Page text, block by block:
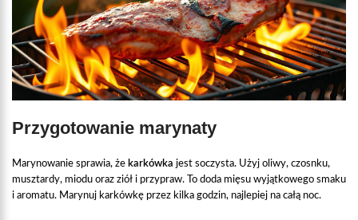
Przygotowanie marynaty
Marynowanie sprawia, że karkówka jest soczysta. Użyj oliwy, czosnku,
musztardy, miodu oraz ziół i przypraw. To doda mięsu wyjątkowego smaku
i aromatu. Marynuj karkówkę przez kilka godzin, najlepiej na całą noc.